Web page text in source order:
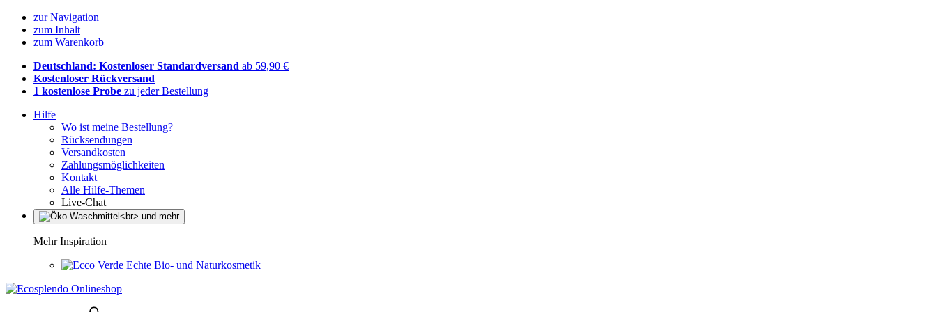
zur Navigation
zum Inhalt
zum Warenkorb
Deutschland: Kostenloser Standardversand ab 59,90 €
Kostenloser Rückversand
1 kostenlose Probe zu jeder Bestellung
Hilfe
Wo ist meine Bestellung?
Rücksendungen
Versandkosten
Zahlungsmöglichkeiten
Kontakt
Alle Hilfe-Themen
Live-Chat
Mehr Inspiration
Echte Bio- und Naturkosmetik